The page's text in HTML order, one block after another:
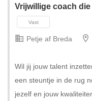
Vrijwillige coach
Petje af Breda
Wil jij jouw talent
een steuntje in de rug
jezelf en jouw